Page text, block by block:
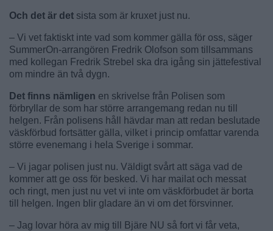
Och det är det sista som är kruxet just nu.
– Vi vet faktiskt inte vad som kommer gälla för oss, säger
SummerOn-arrangören Fredrik Olofson som tillsammans
med kollegan Fredrik Strebel ska dra igång sin jättefestival
om mindre än två dygn.
Det finns nämligen en skrivelse från Polisen som
förbryllar de som har större arrangemang redan nu till
helgen. Från polisens håll hävdar man att redan beslutade
väskförbud fortsätter gälla, vilket i princip omfattar varenda
större evenemang i hela Sverige i sommar.
– Vi jagar polisen just nu. Väldigt svårt att säga vad de
kommer att ge oss för besked. Vi har mailat och messat
och ringt, men just nu vet vi inte om väskförbudet är borta
till helgen. Ingen blir gladare än vi om det försvinner.
– Jag lovar höra av mig till Bjäre NU så fort vi får veta,